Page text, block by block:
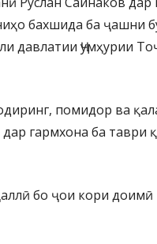
бахшида ба ҷашни
давлатии Ҷумҳурии
помидор ва
гармхона ба таври
бо ҷои кори